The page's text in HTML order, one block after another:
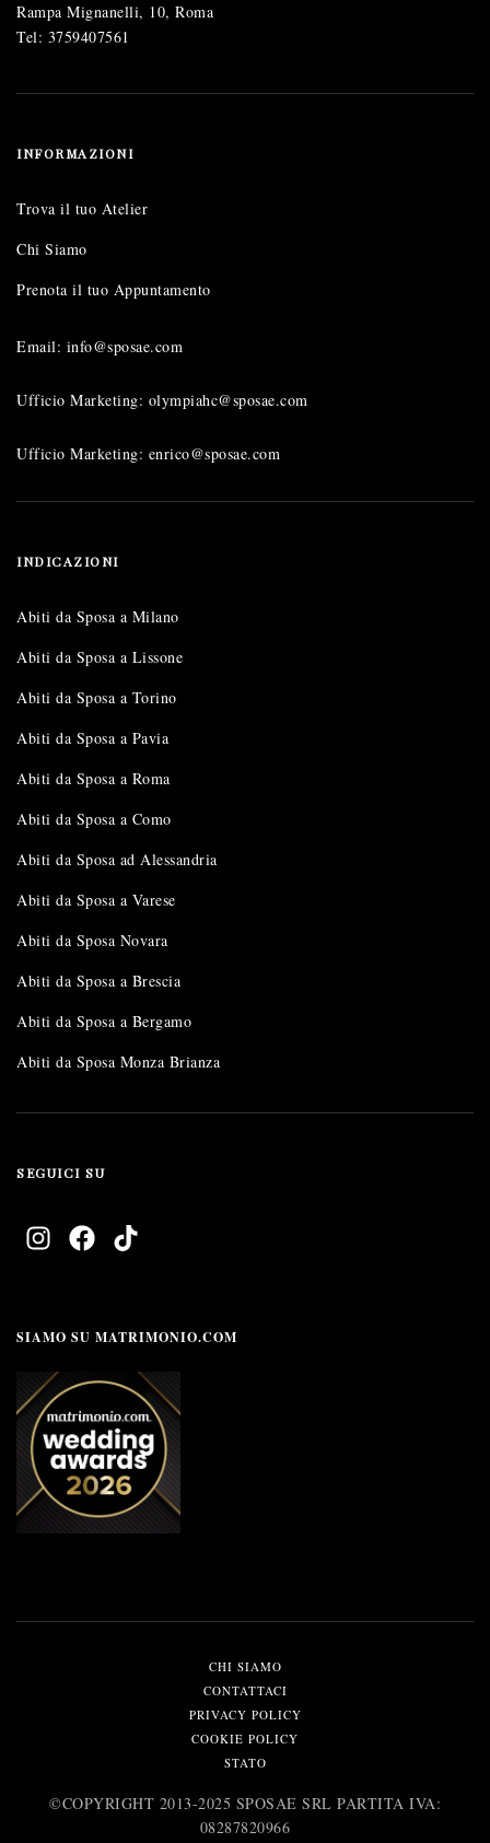
Rampa Mignanelli, 10, Roma
Tel: 3759407561
INFORMAZIONI
Trova il tuo Atelier
Chi Siamo
Prenota il tuo Appuntamento
Email: info@sposae.com
Ufficio Marketing: olympiahc@sposae.com
Ufficio Marketing: enrico@sposae.com
INDICAZIONI
Abiti da Sposa a Milano
Abiti da Sposa a Lissone
Abiti da Sposa a Torino
Abiti da Sposa a Pavia
Abiti da Sposa a Roma
Abiti da Sposa a Como
Abiti da Sposa ad Alessandria
Abiti da Sposa a Varese
Abiti da Sposa Novara
Abiti da Sposa a Brescia
Abiti da Sposa a Bergamo
Abiti da Sposa Monza Brianza
SEGUICI SU
SIAMO SU MATRIMONIO.COM
CHI SIAMO
CONTATTACI
PRIVACY POLICY
COOKIE POLICY
STATO
©️COPYRIGHT 2013-2025 SPOSAE SRL PARTITA IVA:
08287820966